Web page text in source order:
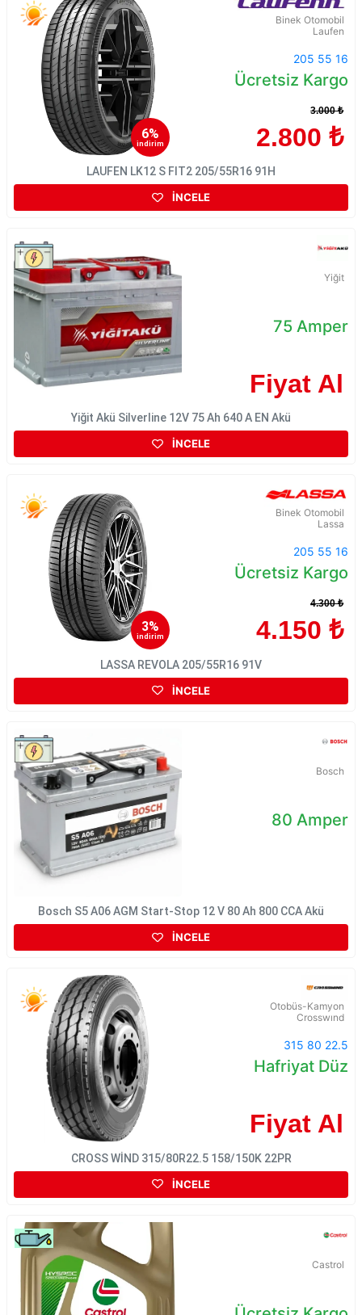
6%
indirim
Binek Otomobil
Laufen
205 55 16
Ücretsiz Kargo
3.000 ₺
2.800 ₺
LAUFEN LK12 S FIT2 205/55R16 91H
İNCELE
Yiğit
75 Amper
Fiyat Al
Yiğit Akü Silverline 12V 75 Ah 640 A EN Akü
İNCELE
3%
indirim
Binek Otomobil
Lassa
205 55 16
Ücretsiz Kargo
4.300 ₺
4.150 ₺
LASSA REVOLA 205/55R16 91V
İNCELE
Bosch
80 Amper
Bosch S5 A06 AGM Start-Stop 12 V 80 Ah 800 CCA Akü
İNCELE
Otobüs-Kamyon
Crosswınd
315 80 22.5
Hafriyat Düz
Fiyat Al
CROSS WİND 315/80R22.5 158/150K 22PR
İNCELE
Castrol